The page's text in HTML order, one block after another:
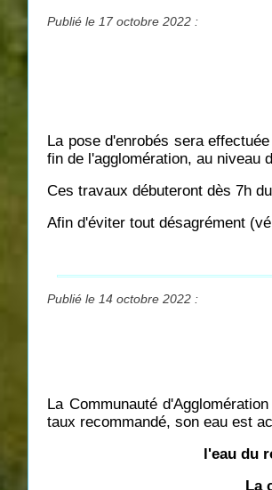
Publié le 17 octobre 2022 :
La pose d'enrobés sera
fin de l'agglomération, au niveau
Ces travaux débuteront dès 7h
Afin d'éviter tout désagrément
Publié le 14 octobre 2022 :
La Communauté
taux recommandé, son eau est
l'eau du
La